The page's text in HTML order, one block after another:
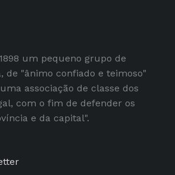
um pequeno grupo de
de "ânimo confiado e teimoso"
associação de classe dos
com o fim de defender os
e da capital".